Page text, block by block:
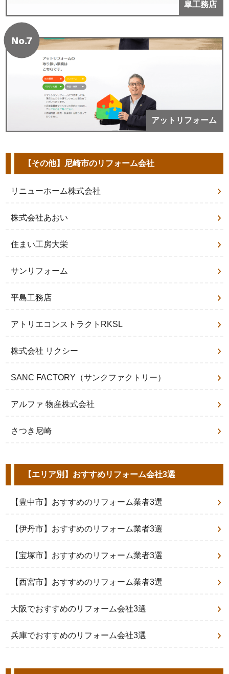
皐工務店
No.7
アットリフォーム
【その他】尼崎市のリフォーム会社
リニューホーム株式会社
株式会社あおい
住まい工房大栄
サンリフォーム
平島工務店
アトリエコンストラクトRKSL
株式会社 リクシー
SANC FACTORY（サンクファクトリー）
アルファ 物産株式会社
さつき尼崎
【エリア別】おすすめリフォーム会社3選
【豊中市】おすすめのリフォーム業者3選
【伊丹市】おすすめのリフォーム業者3選
【宝塚市】おすすめのリフォーム業者3選
【西宮市】おすすめのリフォーム業者3選
大阪でおすすめのリフォーム会社3選
兵庫でおすすめのリフォーム会社3選